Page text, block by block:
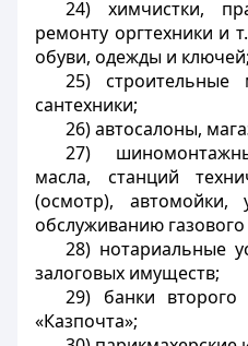
24) химчистки,
ремонту оргтехники и
обуви, одежды и ключей;
25)
сантехники;
26) автосалоны,
27)
масла, станций
(осмотр), автомойки,
обслуживанию
28) нотариальные
залоговых имуществ;
29) банки
«Казпочта»;